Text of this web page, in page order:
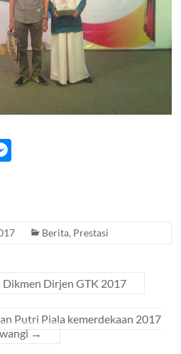
g
Berita, Prestasi
Dirjen GTK 2017
Putri Piala kemerdekaan 2017
→